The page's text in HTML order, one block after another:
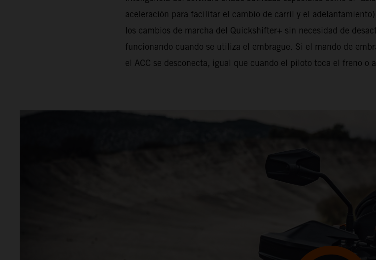
aceleración para facilitar el cambio de carril y el
los cambios de marcha del Quickshifter+ sin necesidad de
funcionando cuando se utiliza el embrague. Si el mando de
el ACC se desconecta, igual que cuando el piloto toca el freno o